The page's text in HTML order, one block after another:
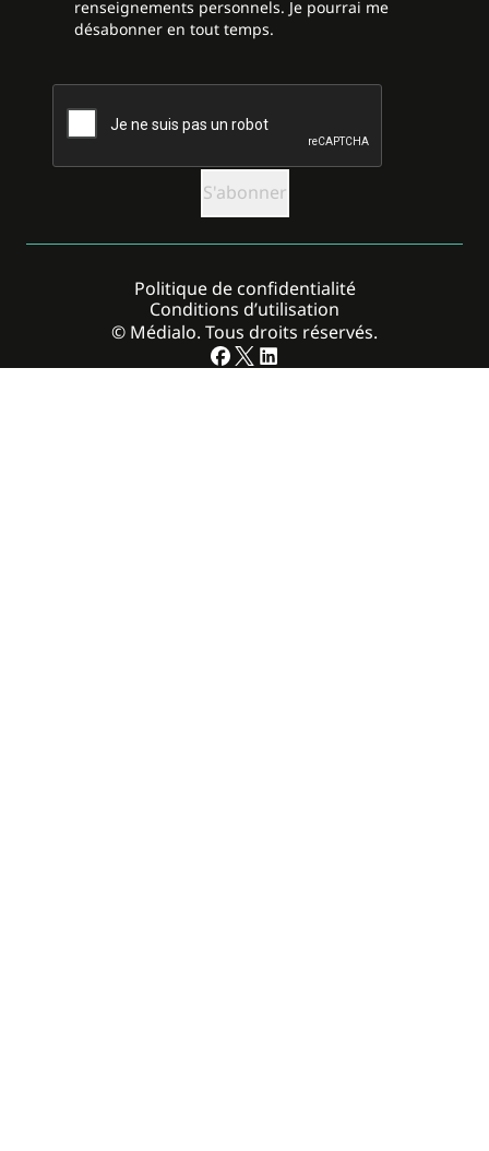
renseignements personnels. Je pourrai me
désabonner en tout temps.
CAPTCHA
© Médialo. Tous droits réservés.
Politique de confidentialité
Conditions d’utilisation